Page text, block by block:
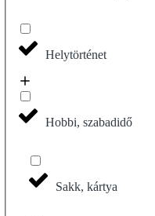
Helytörténet
Hobbi, szabadidő
Sakk, kártya